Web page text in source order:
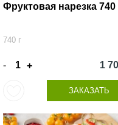
Фруктовая нарезка 740
740 г
- + 1
ЗАКАЗАТЬ